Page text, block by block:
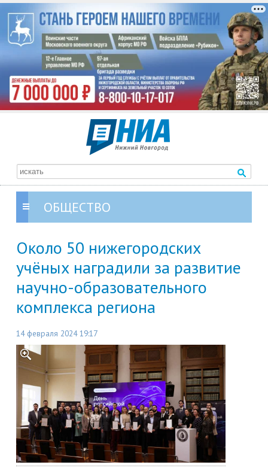
ОБЩЕСТВО
Около 50 нижегородских
учёных наградили за развитие
научно-образовательного
комплекса региона
14 февраля 2024 19:17